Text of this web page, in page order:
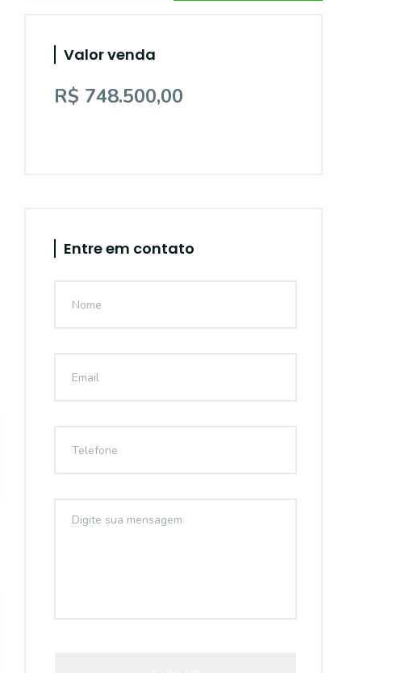
Valor venda
R$ 748.500,00
Entre em contato